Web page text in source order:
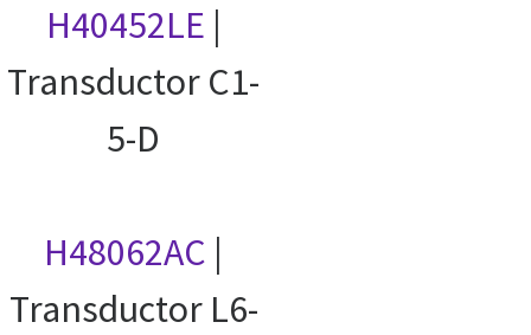
H40452LE |
Transductor C1-
5-D
H48062AC |
Transductor L6-